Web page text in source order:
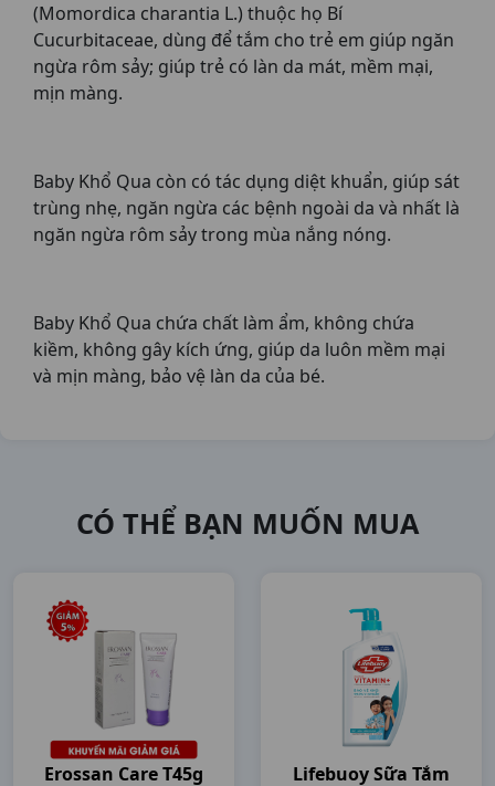
(Momordica charantia L.) thuộc họ Bí
Cucurbitaceae, dùng để tắm cho trẻ em giúp ngăn
ngừa rôm sảy; giúp trẻ có làn da mát, mềm mại,
mịn màng.
Baby Khổ Qua còn có tác dụng diệt khuẩn, giúp sát
trùng nhẹ, ngăn ngừa các bệnh ngoài da và nhất là
ngăn ngừa rôm sảy trong mùa nắng nóng.
Baby Khổ Qua chứa chất làm ẩm, không chứa
kiềm, không gây kích ứng, giúp da luôn mềm mại
và mịn màng, bảo vệ làn da của bé.
CÓ THỂ BẠN MUỐN MUA
Erossan Care T45g Lifebuoy Sữa Tắm